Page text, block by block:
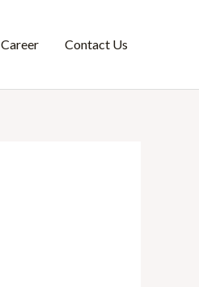
Career Contact Us